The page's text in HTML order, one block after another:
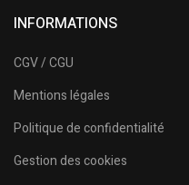
INFORMATIONS
CGV / CGU
Mentions légales
Politique de confidentialité
Gestion des cookies